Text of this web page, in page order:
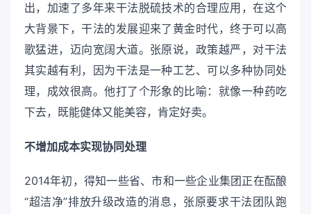
出，加速了多年来干法脱硫技术的合理应用，在这个
大背景下，干法的发展迎来了黄金时代，终于可以高
歌猛进，迈向宽阔大道。张原说，政策越严，对干法
其实越有利，因为干法是一种工艺、可以多种协同处
理，成效很高。他打了个形象的比喻：就像一种药吃
下去，既能健体又能美容，肯定好卖。
不增加成本实现协同处理
2014年初，得知一些省、市和一些企业集团正在酝酿
“超洁净”排放升级改造的消息，张原要求干法团队跑